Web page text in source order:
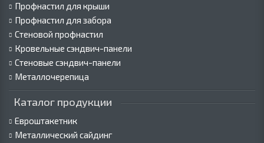
Профнастил для крыши
Профнастил для забора
Стеновой профнастил
Кровельные сэндвич-панели
Стеновые сэндвич-панели
Металлочерепица
Каталог продукции
Евроштакетник
Металлический сайдинг